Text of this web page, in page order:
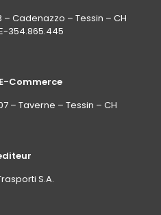
– Cadenazzo – Tessin – CH
354.865.445
Commerce
– Taverne – Tessin – CH
S.A.